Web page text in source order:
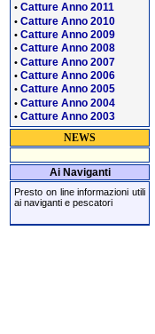
• Catture Anno 2011
• Catture Anno 2010
• Catture Anno 2009
• Catture Anno 2008
• Catture Anno 2007
• Catture Anno 2006
• Catture Anno 2005
• Catture Anno 2004
• Catture Anno 2003
NEWS
Ai Naviganti
Presto on line informazioni utili
ai naviganti e pescatori